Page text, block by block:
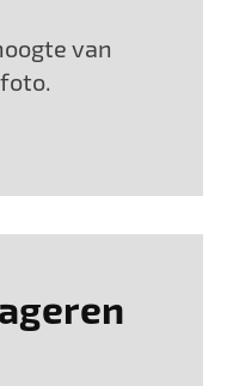
van